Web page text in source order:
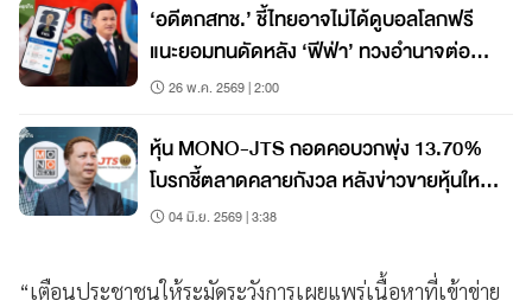
‘อดีตกสทช.’ ชี้ไทยอาจไม่ได้ดูบอลโลกฟรี
แนะยอมทนดัดหลัง ‘ฟีฟ่า’ ทวงอำนาจต่อ
รองระยะยาว
26 พ.ค. 2569 | 2:00
หุ้น MONO-JTS กอดคอบวกพุ่ง 13.70%
โบรกชี้ตลาดคลายกังวล หลังข่าวขายหุ้นใหญ่
ผิดพลาด
04 มิ.ย. 2569 | 3:38
“เตือนประชาชนให้ระมัดระวังการเผยแพร่เนื้อหาที่เข้าข่าย